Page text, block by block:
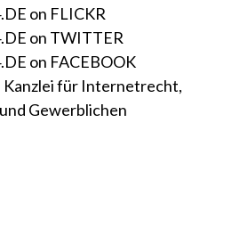
on FLICKR
on TWITTER
on FACEBOOK
Kanzlei für Internetrecht,
Gewerblichen